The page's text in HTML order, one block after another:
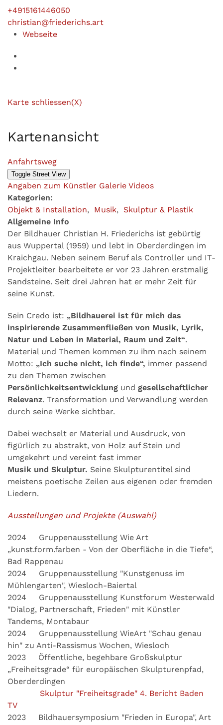
+4915161446050
christian@friederichs.art
Webseite
Karte schliessen(X)
Kartenansicht
Anfahrtsweg
Angaben zum Künstler Galerie Videos
Kategorien:
Objekt & Installation, Musik, Skulptur & Plastik
Allgemeine Info
Der Bildhauer Christian H. Friederichs ist gebürtig
aus Wuppertal (1959) und lebt in Oberderdingen im
Kraichgau. Neben seinem Beruf als Controller und IT-
Projektleiter bearbeitete er vor 23 Jahren erstmalig
Sandsteine. Seit drei Jahren hat er mehr Zeit für
seine Kunst.
Sein Credo ist: „Bildhauerei ist für mich das
inspirierende Zusammenfließen von Musik, Lyrik,
Natur und Leben in Material, Raum und Zeit“.
Material und Themen kommen zu ihm nach seinem
Motto: „Ich suche nicht, ich finde“, immer passend
zu den Themen zwischen
Persönlichkeitsentwicklung und gesellschaftlicher
Relevanz. Transformation und Verwandlung werden
durch seine Werke sichtbar.
Dabei wechselt er Material und Ausdruck, von
figürlich zu abstrakt, von Holz auf Stein und
umgekehrt und vereint fast immer
Musik und Skulptur. Seine Skulpturentitel sind
meistens poetische Zeilen aus eigenen oder fremden
Liedern.
Ausstellungen und Projekte (Auswahl)
2024 Gruppenausstellung Wie Art
„kunst.form.farben - Von der Oberfläche in die Tiefe“,
Bad Rappenau
2024 Gruppenausstellung "Kunstgenuss im
Mühlengarten", Wiesloch-Baiertal
2024 Gruppenausstellung Kunstforum Westerwald
"Dialog, Partnerschaft, Frieden" mit Künstler
Tandems, Montabaur
2024 Gruppenausstellung WieArt "Schau genau
hin" zu Anti-Rassismus Wochen, Wiesloch
2023 Öffentliche, begehbare Großskulptur
„Freiheitsgrade“ für europäischen Skulpturenpfad,
Oberderdingen
Skulptur "Freiheitsgrade" 4. Bericht Baden
TV
2023 Bildhauersymposium "Frieden in Europa", Art